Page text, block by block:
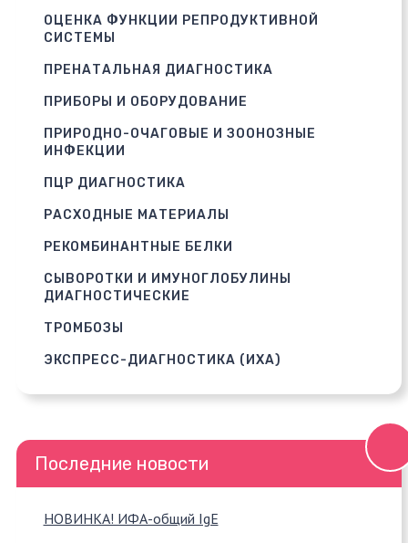
ОЦЕНКА ФУНКЦИИ РЕПРОДУКТИВНОЙ
СИСТЕМЫ
ПРЕНАТАЛЬНАЯ ДИАГНОСТИКА
ПРИБОРЫ И ОБОРУДОВАНИЕ
ПРИРОДНО-ОЧАГОВЫЕ И ЗООНОЗНЫЕ
ИНФЕКЦИИ
ПЦР ДИАГНОСТИКА
РАСХОДНЫЕ МАТЕРИАЛЫ
РЕКОМБИНАНТНЫЕ БЕЛКИ
СЫВОРОТКИ И ИМУНОГЛОБУЛИНЫ
ДИАГНОСТИЧЕСКИЕ
ТРОМБОЗЫ
ЭКСПРЕСС-ДИАГНОСТИКА (ИХА)
Последние новости
НОВИНКА! ИФА-общий IgE